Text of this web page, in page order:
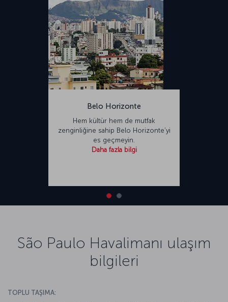
Belo Horizonte
Hem kültür hem de mutfak
zenginliğine sahip Belo Horizonte’yi
es geçmeyin.
Daha fazla bilgi
São Paulo Havalimanı ulaşım
bilgileri
TOPLU TAŞIMA: